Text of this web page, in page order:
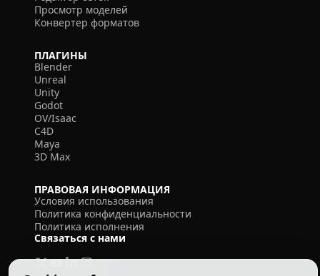
Просмотр моделей
Конвертер форматов
ПЛАГИНЫ
Blender
Unreal
Unity
Godot
OV/Isaac
C4D
Maya
3D Max
ПРАВОВАЯ ИНФОРМАЦИЯ
Условия использования
Политика конфиденциальности
Политика исполнения
Связаться с нами